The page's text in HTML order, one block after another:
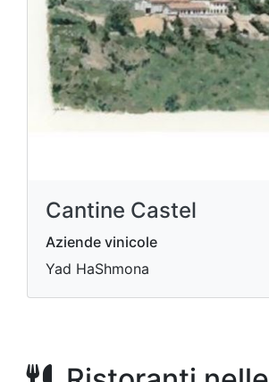
Cantine Castel
Aziende vinicole
Yad HaShmona